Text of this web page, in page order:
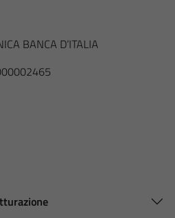
BANCA D’ITALIA